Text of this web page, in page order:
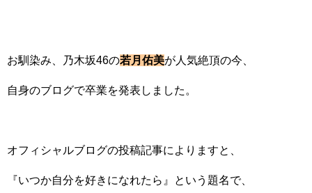
お馴染み、乃木坂46の若月佑美が人気絶頂の今、
自身のブログで卒業を発表しました。
オフィシャルブログの投稿記事によりますと、
『いつか自分を好きになれたら 』という題名で、